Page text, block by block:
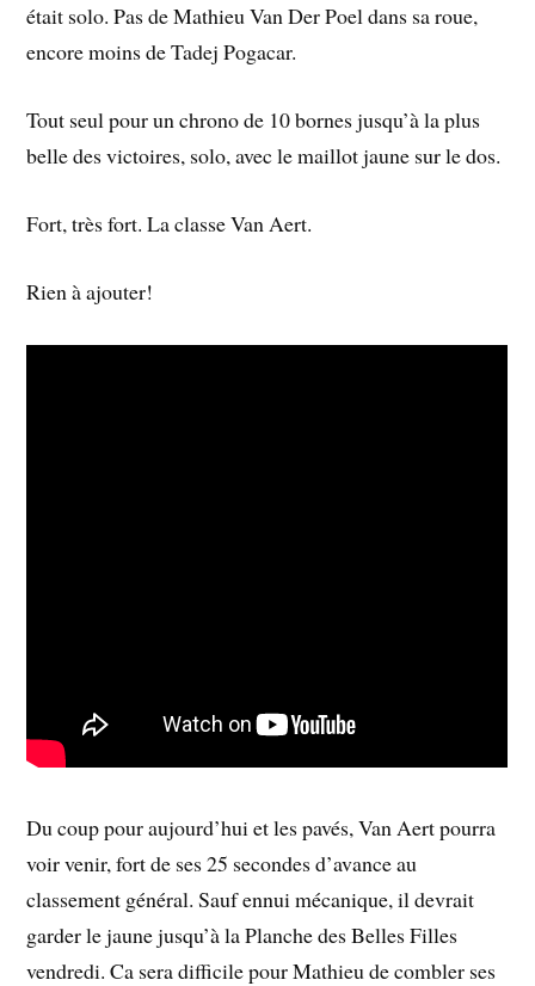
était solo. Pas de Mathieu Van Der Poel dans sa roue,
encore moins de Tadej Pogacar.
Tout seul pour un chrono de 10 bornes jusqu’à la plus
belle des victoires, solo, avec le maillot jaune sur le dos.
Fort, très fort. La classe Van Aert.
Rien à ajouter!
Du coup pour aujourd’hui et les pavés, Van Aert pourra
voir venir, fort de ses 25 secondes d’avance au
classement général. Sauf ennui mécanique, il devrait
garder le jaune jusqu’à la Planche des Belles Filles
vendredi. Ca sera difficile pour Mathieu de combler ses